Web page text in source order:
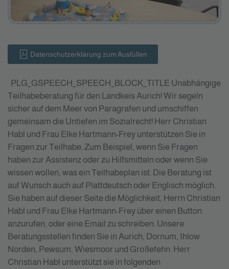
Datenschutzerklärung zum Ausfüllen
PLG_GSPEECH_SPEECH_BLOCK_TITLE Unabhängige
Teilhabeberatung für den Landkeis Aurich! Wir segeln
sicher auf dem Meer von Paragrafen und umschiffen
gemeinsam die Untiefen im Sozialrecht! Herr Christian
Habl und Frau Elke Hartmann-Frey unterstützen Sie in
Fragen zur Teilhabe. Zum Beispiel, wenn Sie Fragen
haben zur Assistenz oder zu Hilfsmitteln oder wenn Sie
wissen wollen, was ein Teilhabeplan ist. Die Beratung ist
auf Wunsch auch auf Plattdeutsch oder Englisch möglich.
Sie haben auf dieser Seite die Möglichkeit, Herrn Christian
Habl und Frau Elke Hartmann-Frey über einen Button
anzurufen, oder eine Email zu schreiben. Unsere
Beratungsstellen finden Sie in Aurich, Dornum, Ihlow
Norden, Pewsum, Wiesmoor und Großefehn. Herr
Christian Habl unterstützt sie in folgenden